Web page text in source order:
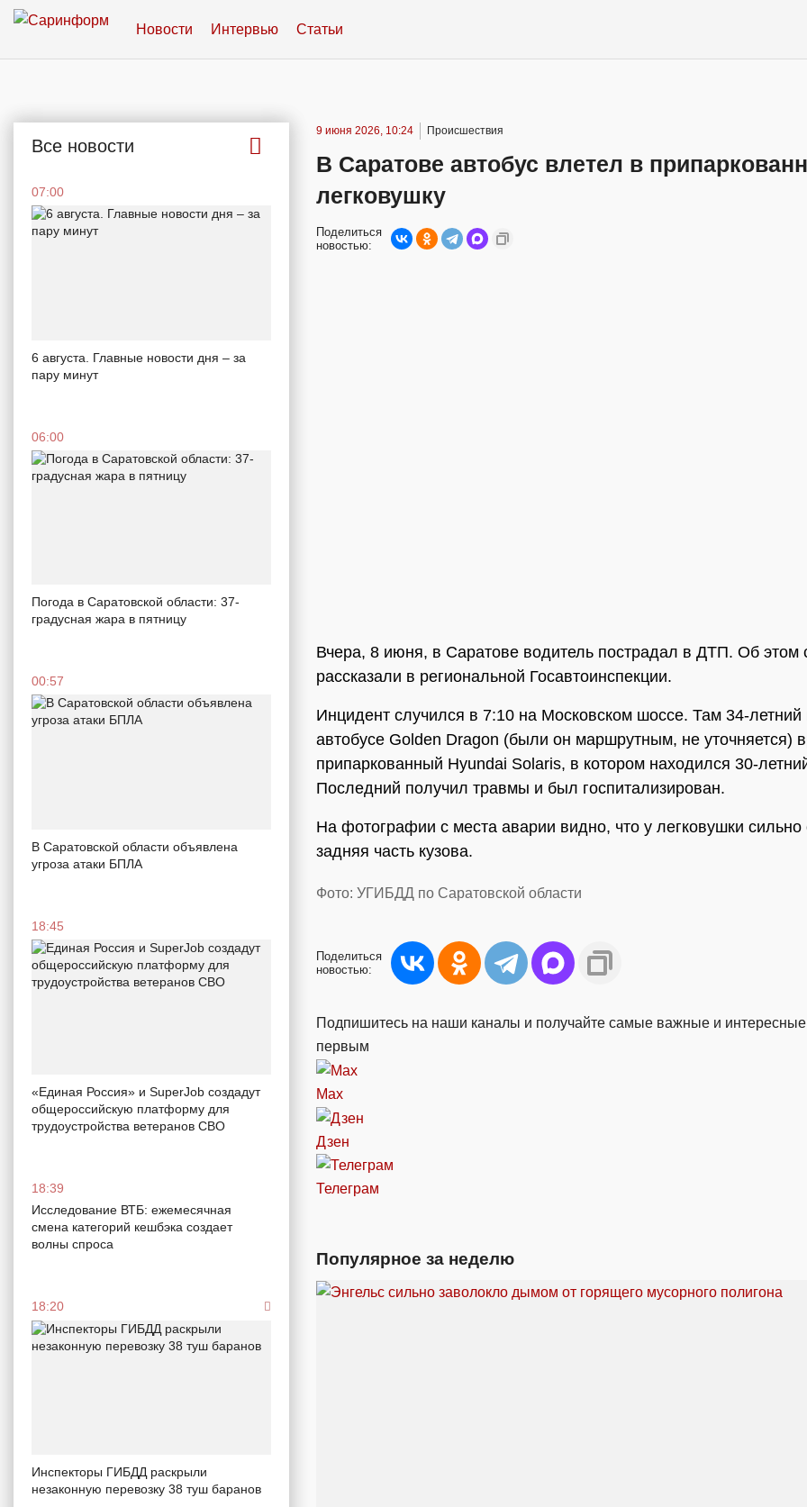
Новости Интервью Статьи
Все новости
07:00
6 августа. Главные новости дня – за
пару минут
06:00
Погода в Саратовской области: 37-
градусная жара в пятницу
00:57
В Саратовской области объявлена
угроза атаки БПЛА
18:45
«Единая Россия» и SuperJob создадут
общероссийскую платформу для
трудоустройства ветеранов СВО
18:39
Исследование ВТБ: ежемесячная
смена категорий кешбэка создает
волны спроса
18:20
Инспекторы ГИБДД раскрыли
незаконную перевозку 38 туш баранов
9 июня 2026, 10:24 Происшествия
В Саратове автобус влетел в
легковушку
Поделиться
новостью:
Вчера, 8 июня, в Саратове водитель пострадал в ДТП. Об этом
рассказали в региональной Госавтоинспекции.
Инцидент случился в 7:10 на Московском шоссе. Там 34-
автобусе Golden Dragon (были он маршрутным, не уточняется)
припаркованный Hyundai Solaris, в котором находился 30-
Последний получил травмы и был госпитализирован.
На фотографии с места аварии видно, что у легковушки сильно
задняя часть кузова.
Фото: УГИБДД по Саратовской области
Поделиться
новостью:
Подпишитесь на наши каналы и получайте самые важные и интересные
первым
Max
Дзен
Телеграм
Популярное за неделю